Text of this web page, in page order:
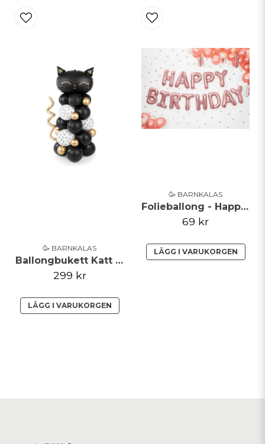
🥳 BARNKALAS
Ballongbukett Katt Svart Vit Guld
299 kr
LÄGG I VARUKORGEN
🥳 BARNKALAS
Folieballong - Happy Birthday - Roséguld
69 kr
LÄGG I VARUKORGEN